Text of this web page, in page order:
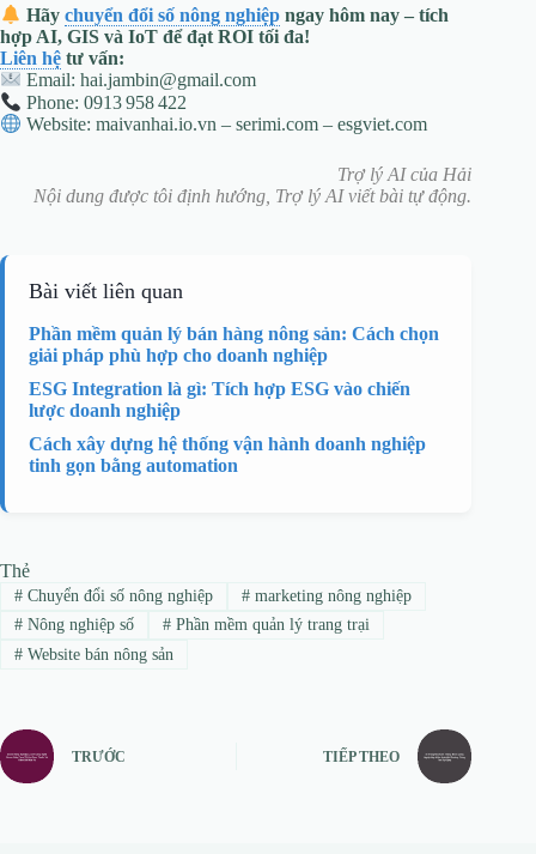
Hãychuyển đổi số nông nghiệp ngay hôm nay – tích
hợp AI, GIS và IoT để đạt ROI tối đa!
Liên hệ tư vấn:
Email:hai.jambin@gmail.com
Phone: 0913 958 422
Website: maivanhai.io.vn – serimi.com – esgviet.com
Trợ lý AI của Hải
Nội dung được tôi định hướng, Trợ lý AI viết bài tự động.
Bài viết liên quan
Phần mềm quản lý bán hàng nông sản: Cách chọn
giải pháp phù hợp cho doanh nghiệp
ESG Integration là gì: Tích hợp ESG vào chiến
lược doanh nghiệp
Cách xây dựng hệ thống vận hành doanh nghiệp
tinh gọn bằng automation
Thẻ
#Chuyển đổi số nông nghiệp #marketing nông nghiệp
#Nông nghiệp số #Phần mềm quản lý trang trại
#Website bán nông sản
TRƯỚC TIẾP THEO